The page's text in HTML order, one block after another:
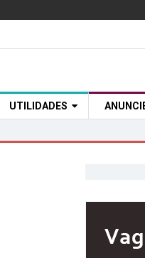
UTILIDADES